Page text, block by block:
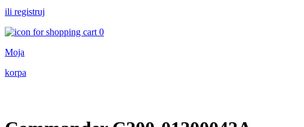
ili registruj
0
Moja
korpa